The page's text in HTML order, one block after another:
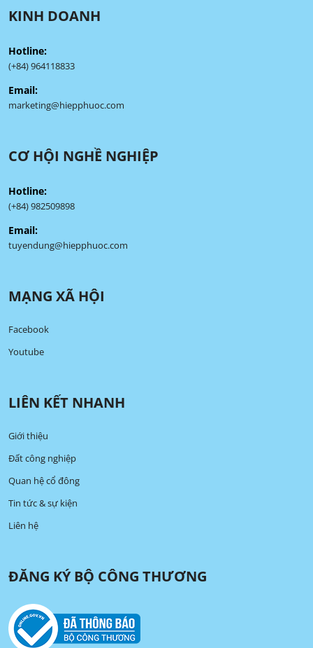
KINH DOANH
Hotline:
(+84) 964118833
Email:
marketing@hiepphuoc.com
CƠ HỘI NGHỀ NGHIỆP
Hotline:
(+84) 982509898
Email:
tuyendung@hiepphuoc.com
MẠNG XÃ HỘI
Facebook
Youtube
LIÊN KẾT NHANH
Giới thiệu
Đất công nghiệp
Quan hệ cổ đông
Tin tức & sự kiện
Liên hệ
ĐĂNG KÝ BỘ CÔNG THƯƠNG